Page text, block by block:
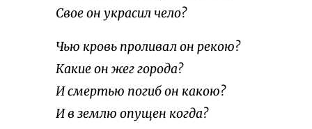
Свое он украсил чело?
Чью кровь проливал он рекою?
Какие он жег города?
И смертью погиб он какою?
И в землю опущен когда?